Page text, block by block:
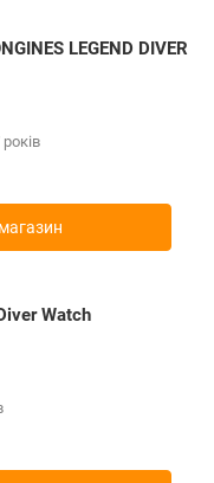
LEGEND DIVER
Watch